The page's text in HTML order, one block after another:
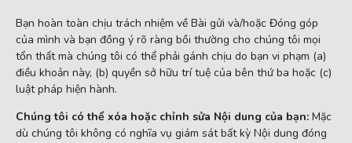
Bạn hoàn toàn chịu trách nhiệm về Bài gửi và/hoặc Đóng góp
của mình và bạn đồng ý rõ ràng bồi thường cho chúng tôi mọi
tổn thất mà chúng tôi có thể phải gánh chịu do bạn vi phạm (a)
điều khoản này, (b) quyền sở hữu trí tuệ của bên thứ ba hoặc (c)
luật pháp hiện hành.
Chúng tôi có thể xóa hoặc chỉnh sửa Nội dung của bạn: Mặc
dù chúng tôi không có nghĩa vụ giám sát bất kỳ Nội dung đóng